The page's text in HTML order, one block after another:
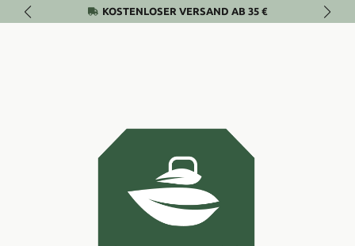
Zum Hauptinhalt springenKOSTENLOSER VERSAND AB 35 €